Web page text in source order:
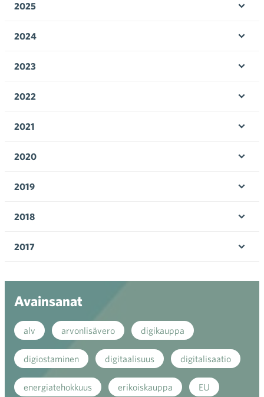
2025
2024
2023
2022
2021
2020
2019
2018
2017
Avainsanat
alv arvonlisävero digikauppa
digiostaminen digitaalisuus digitalisaatio
energiatehokkuus erikoiskauppa EU